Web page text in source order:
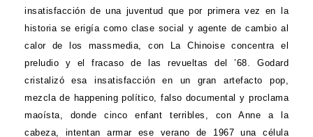
insatisfacción de una juventud que por primera vez en la
historia se erigía como clase social y agente de cambio al
calor de los massmedia, con La Chinoise concentra el
preludio y el fracaso de las revueltas del ’68. Godard
cristalizó esa insatisfacción en un gran artefacto pop,
mezcla de happening político, falso documental y proclama
maoísta, donde cinco enfant terribles, con Anne a la
cabeza, intentan armar ese verano de 1967 una célula